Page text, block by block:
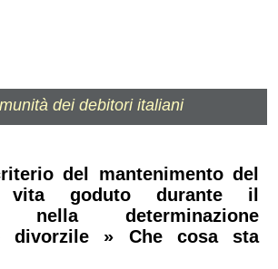
dei debitori italiani
del mantenimento del
goduto durante il
nella determinazione
divorzile » Che cosa sta